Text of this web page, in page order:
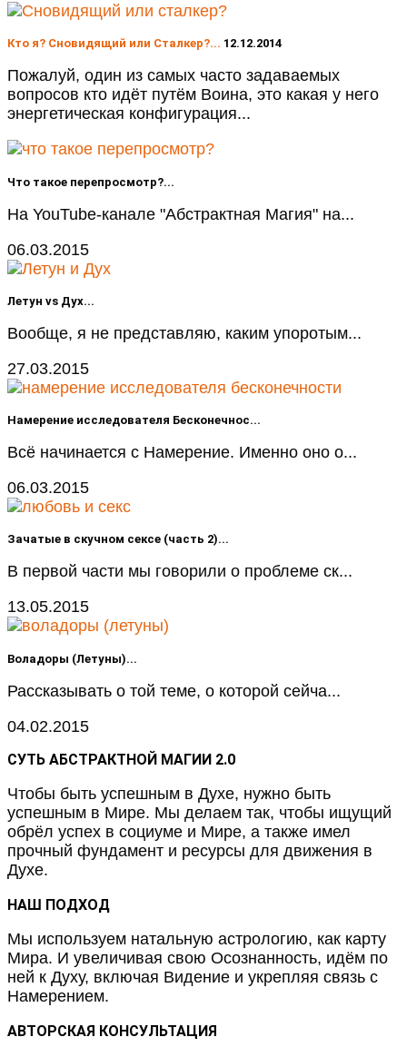
Кто я? Сновидящий или Сталкер?... 12.12.2014
Пожалуй, один из самых часто задаваемых
вопросов кто идёт путём Воина, это какая у него
энергетическая конфигурация...
Что такое перепросмотр?...
На YouTube-канале "Абстрактная Магия" на...
06.03.2015
Летун vs Дух...
Вообще, я не представляю, каким упоротым...
27.03.2015
Намерение исследователя Бесконечнос...
Всё начинается с Намерение. Именно оно о...
06.03.2015
Зачатые в скучном сексе (часть 2)...
В первой части мы говорили о проблеме ск...
13.05.2015
Воладоры (Летуны)...
Рассказывать о той теме, о которой сейча...
04.02.2015
СУТЬ АБСТРАКТНОЙ МАГИИ 2.0
Чтобы быть успешным в Духе, нужно быть
успешным в Мире. Мы делаем так, чтобы ищущий
обрёл успех в социуме и Мире, а также имел
прочный фундамент и ресурсы для движения в
Духе.
НАШ ПОДХОД
Мы используем натальную астрологию, как карту
Мира. И увеличивая свою Осознанность, идём по
ней к Духу, включая Видение и укрепляя связь с
Намерением.
АВТОРСКАЯ КОНСУЛЬТАЦИЯ